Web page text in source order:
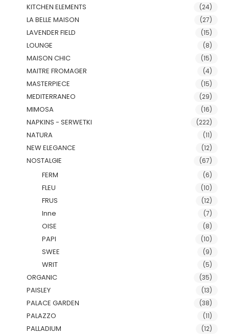
KITCHEN ELEMENTS (24)
LA BELLE MAISON (27)
LAVENDER FIELD (15)
LOUNGE (8)
MAISON CHIC (15)
MAITRE FROMAGER (4)
MASTERPIECE (15)
MEDITERRANEO (29)
MIMOSA (16)
NAPKINS - SERWETKI (222)
NATURA (11)
NEW ELEGANCE (12)
NOSTALGIE (67)
FERM (6)
FLEU (10)
FRUS (12)
Inne (7)
OISE (8)
PAPI (10)
SWEE (9)
WRIT (5)
ORGANIC (35)
PAISLEY (13)
PALACE GARDEN (38)
PALAZZO (11)
PALLADIUM (12)